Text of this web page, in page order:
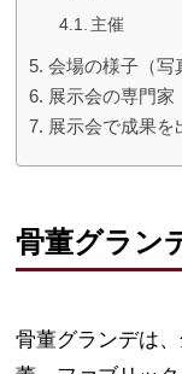
主催
会場の様子（写
展示会の専門
展示会で成果
骨董グラン
骨董グランデは